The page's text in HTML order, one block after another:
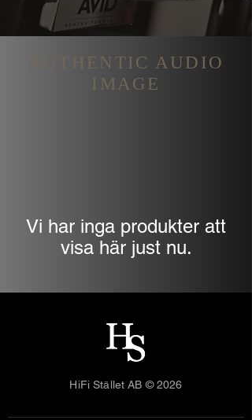
AUTHENTIC AUDIO
IMAGE
Vi har inga produkter att
visa här just nu.
HiFi Stället AB © 2026